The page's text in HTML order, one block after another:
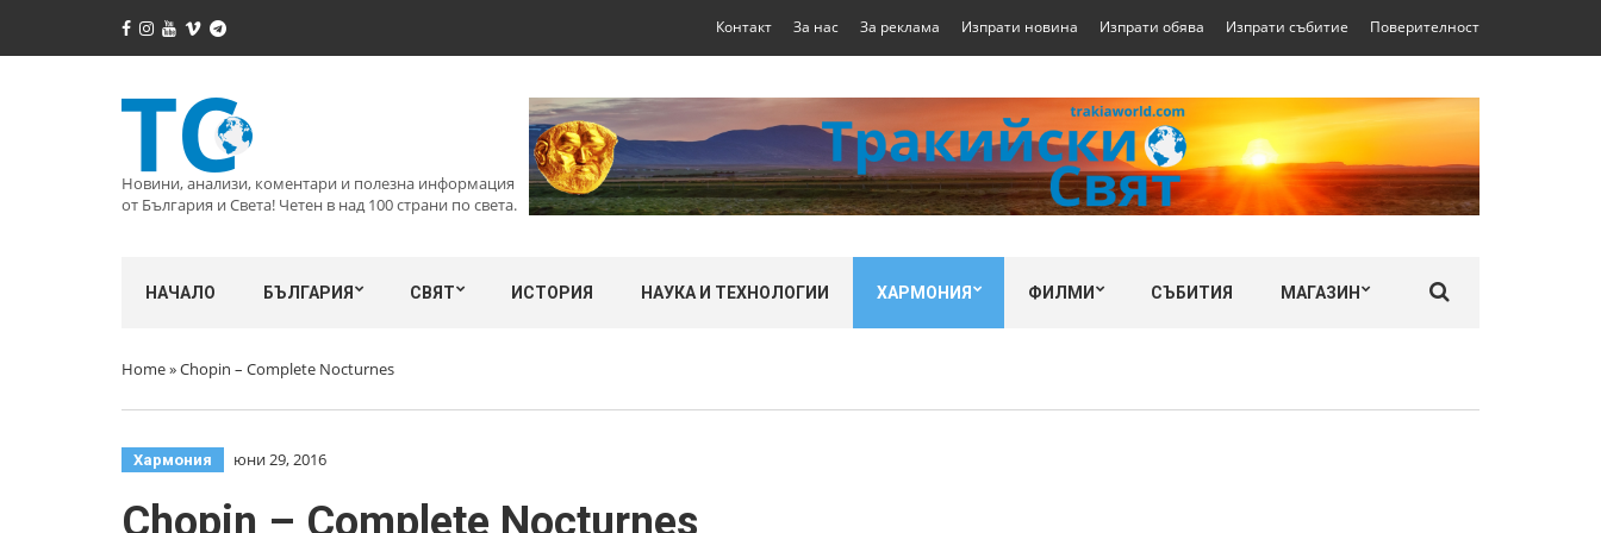
Контакт За нас За реклама Изпрати новина Изпрати обява Изпрати събитие Поверителност
Новини, анализи, коментари и полезна информация
от България и Света! Четен в над 100 страни по света.
НАЧАЛО БЪЛГАРИЯ СВЯТ ИСТОРИЯ НАУКА И ТЕХНОЛОГИИ ХАРМОНИЯ ФИЛМИ СЪБИТИЯ МАГАЗИН
Home»Chopin – Complete Nocturnes
Хармония юни 29, 2016
Chopin – Complete Nocturnes